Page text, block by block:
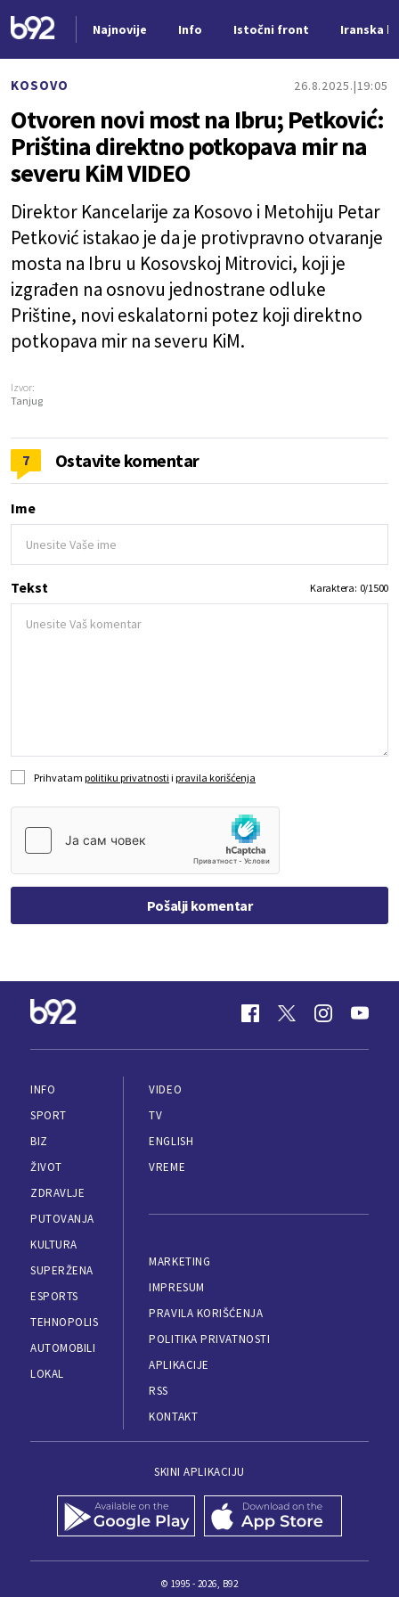
Najnovije Info Istočni front Iranska
KOSOVO 26.8.2025. 19:05
Otvoren novi most na Ibru; Petković:
Priština direktno potkopava mir na
severu KiM VIDEO
Direktor Kancelarije za Kosovo i Metohiju Petar
Petković istakao je da je protivpravno otvaranje
mosta na Ibru u Kosovskoj Mitrovici, koji je
izgrađen na osnovu jednostrane odluke
Prištine, novi eskalatorni potez koji direktno
potkopava mir na severu KiM.
Izvor:
Tanjug
7 Ostavite komentar
Ime
Tekst Karaktera: 0/1500
Prihvatam politiku privatnosti i pravila korišćenja
Pošalji komentar
INFO
SPORT
BIZ
ŽIVOT
ZDRAVLJE
PUTOVANJA
KULTURA
SUPERŽENA
ESPORTS
TEHNOPOLIS
AUTOMOBILI
LOKAL
VIDEO
TV
ENGLISH
VREME
MARKETING
IMPRESUM
PRAVILA KORIŠĆENJA
POLITIKA PRIVATNOSTI
APLIKACIJE
RSS
KONTAKT
SKINI APLIKACIJU
© 1995 - 2026, B92